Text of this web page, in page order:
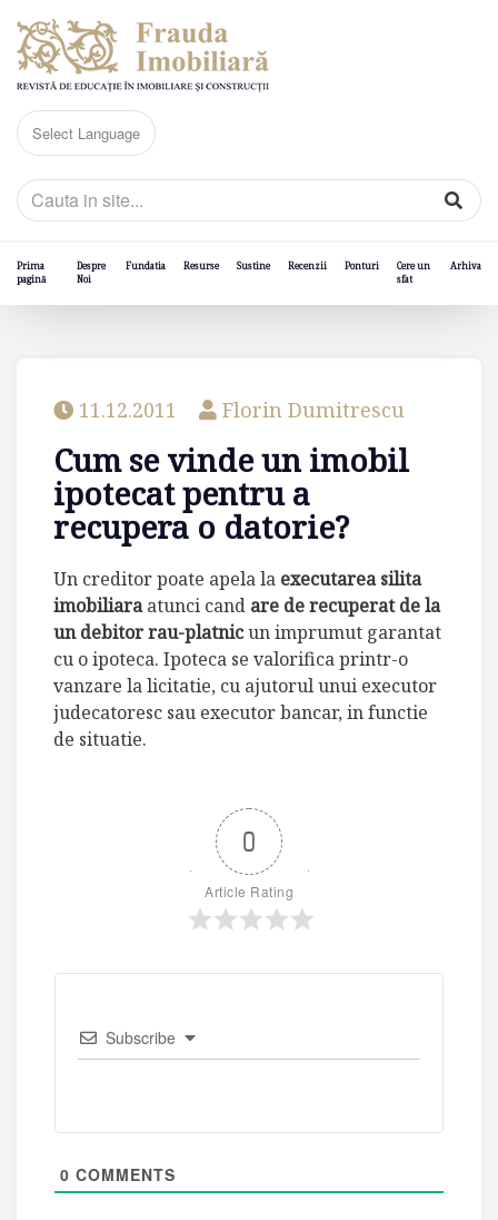
Prima
pagină
Despre
Noi
Fundatia Resurse Sustine Recenzii Ponturi
Cere un
sfat
Arhiva
11.12.2011 Florin Dumitrescu
Cum se vinde un imobil
ipotecat pentru a
recupera o datorie?
Un creditor poate apela la executarea silita
imobiliaraatunci cand are de recuperat de la
un debitor rau-platnicun imprumut garantat
cu o ipoteca. Ipoteca se valorifica printr-o
vanzare la licitatie, cu ajutorul unui executor
judecatoresc sau executor bancar, in functie
de situatie.
0
Article Rating
Subscribe
0 COMMENTS